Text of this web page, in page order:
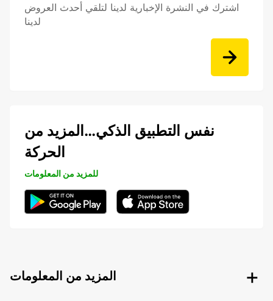
اشترك في النشرة الإخبارية لدينا لتلقي أحدث العروض
لدينا
نفس التطبيق الذكي…المزيد من
الحركة
للمزيد من المعلومات
المزيد من المعلومات